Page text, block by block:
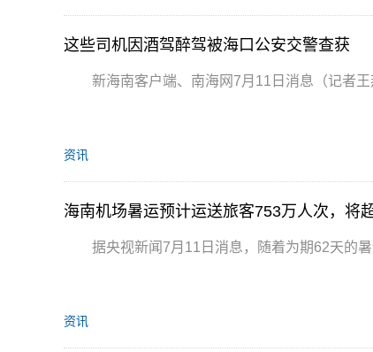
这些司机因酒驾醉驾被海口公安交警查获
新海南客户端、南海网7月11日消息（记者
资讯
海南机场暑运预计运送旅客753万人次，将
据央视新闻7月11日消息，随着为期62天的
资讯